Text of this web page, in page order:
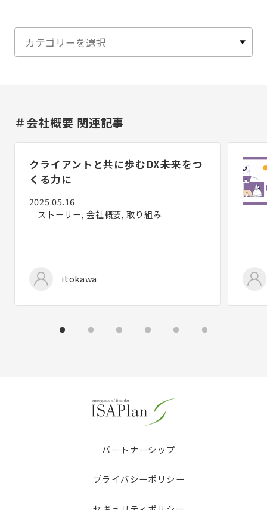
＃会社概要 関連記事
クライアントと共に歩むDX――未来をつ
くる力に
2025.05.16
ストーリー, 会社概要, 取り組み
itokawa
パートナーシップ
プライバシーポリシー